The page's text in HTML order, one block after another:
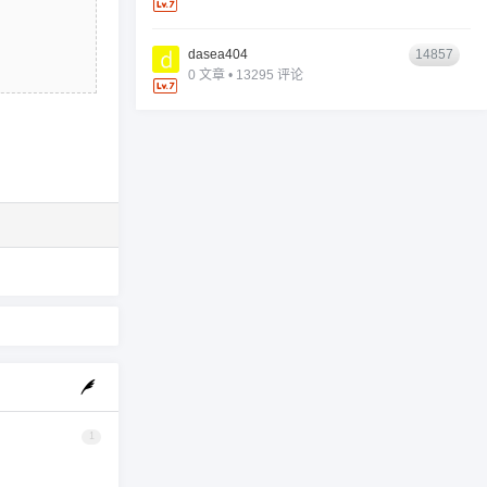
1
dasea404
0 文章 • 13295 评论
14857